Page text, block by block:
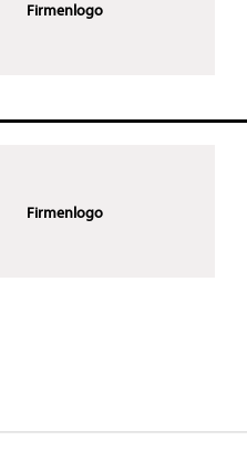
Firmenlogo
Firmenlogo